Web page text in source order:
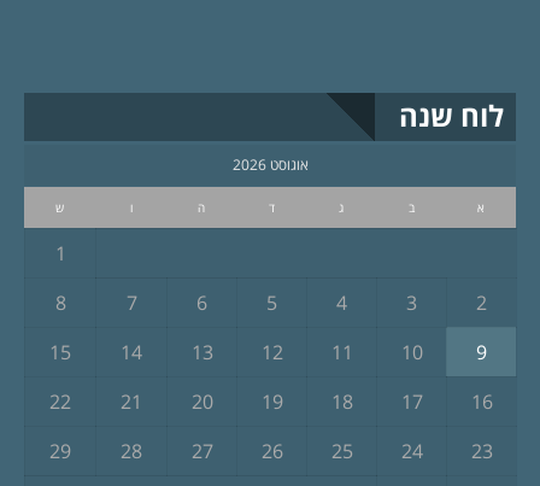
לוח שנה
אוגוסט 2026
א ב ג ד ה ו ש
1
2
3
4
5
6
7
8
9
10
11
12
13
14
15
16
17
18
19
20
21
22
23
24
25
26
27
28
29